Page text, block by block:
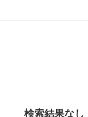
検索結果なし